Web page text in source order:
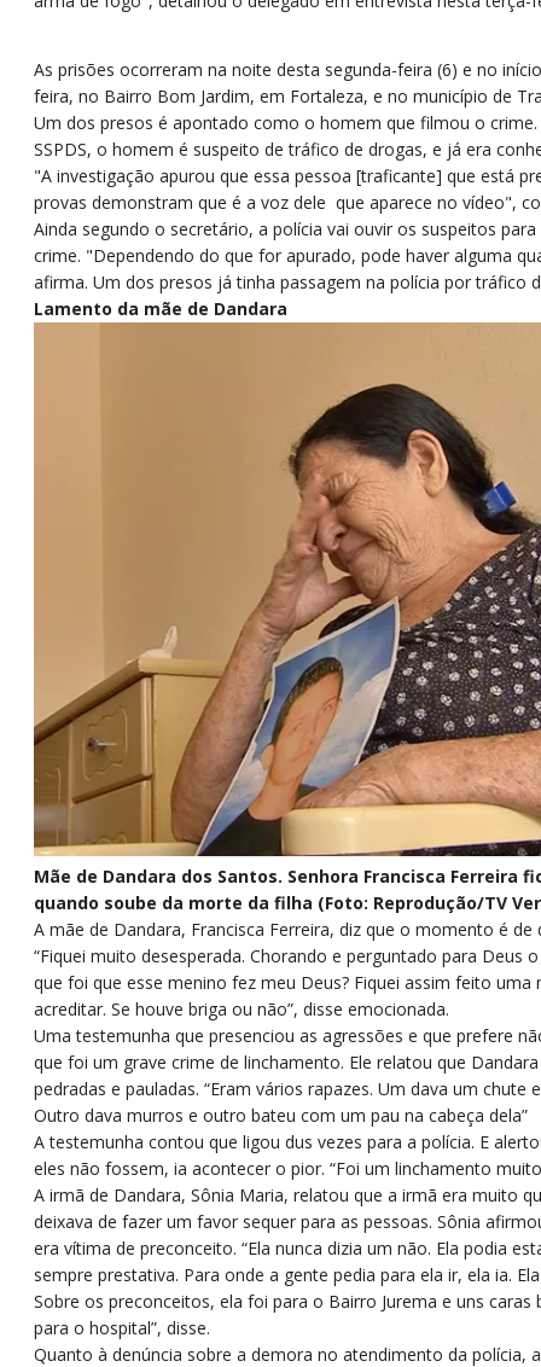
As prisões ocorreram na noite desta segunda-feira (6) e no
feira, no Bairro Bom Jardim, em Fortaleza, e no município de
Um dos presos é apontado como o homem que filmou o
SSPDS, o homem é suspeito de tráfico de drogas, e já era
"A investigação apurou que essa pessoa [traficante] que está
provas demonstram que é a voz dele que aparece no vídeo",
Ainda segundo o secretário, a polícia vai ouvir os suspeitos
crime. "Dependendo do que for apurado, pode haver alguma
afirma. Um dos presos já tinha passagem na polícia por tráfico
Lamento da mãe de Dandara
Mãe de Dandara dos Santos. Senhora Francisca Ferreira
quando soube da morte da filha (Foto: Reprodução/TV
A mãe de Dandara, Francisca Ferreira, diz que o momento é de
“Fiquei muito desesperada. Chorando e perguntado para Deus
que foi que esse menino fez meu Deus? Fiquei assim feito uma
acreditar. Se houve briga ou não”, disse emocionada.
Uma testemunha que presenciou as agressões e que prefere
que foi um grave crime de linchamento. Ele relatou que
pedradas e pauladas. “Eram vários rapazes. Um dava um chute
Outro dava murros e outro bateu com um pau na cabeça dela”
A testemunha contou que ligou dus vezes para a polícia. E
eles não fossem, ia acontecer o pior. “Foi um linchamento
A irmã de Dandara, Sônia Maria, relatou que a irmã era muito
deixava de fazer um favor sequer para as pessoas. Sônia
era vítima de preconceito. “Ela nunca dizia um não. Ela podia
sempre prestativa. Para onde a gente pedia para ela ir, ela ia.
Sobre os preconceitos, ela foi para o Bairro Jurema e uns caras
para o hospital”, disse.
Quanto à denúncia sobre a demora no atendimento da polícia,